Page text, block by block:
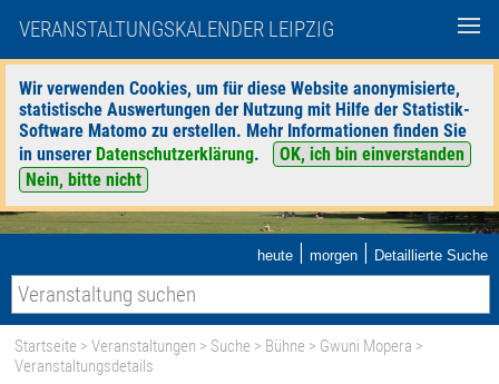
VERANSTALTUNGSKALENDER LEIPZIG
Wir verwenden Cookies, um für diese Website anonymisierte,
statistische Auswertungen der Nutzung mit Hilfe der Statistik-
Software Matomo zu erstellen. Mehr Informationen finden Sie
in unserer Datenschutzerklärung.
OK, ich bin einverstanden
Nein, bitte nicht
heute | morgen | Detaillierte Suche
Startseite >Veranstaltungen > Suche > Bühne > Gwuni Mopera >
Veranstaltungsdetails